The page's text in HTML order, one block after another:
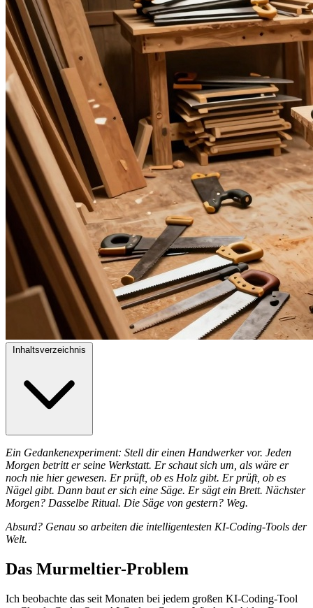
Inhaltsverzeichnis
Ein Gedankenexperiment: Stell dir einen Handwerker vor. Jeden
Morgen betritt er seine Werkstatt. Er schaut sich um, als wäre er
noch nie hier gewesen. Er prüft, ob es Holz gibt. Er prüft, ob es
Nägel gibt. Dann baut er sich eine Säge. Er sägt ein Brett. Nächster
Morgen? Dasselbe Ritual. Die Säge von gestern? Weg.
Absurd? Genau so arbeiten die intelligentesten KI-Coding-Tools der
Welt.
Das Murmeltier-Problem
Ich beobachte das seit Monaten bei jedem großen KI-Coding-Tool